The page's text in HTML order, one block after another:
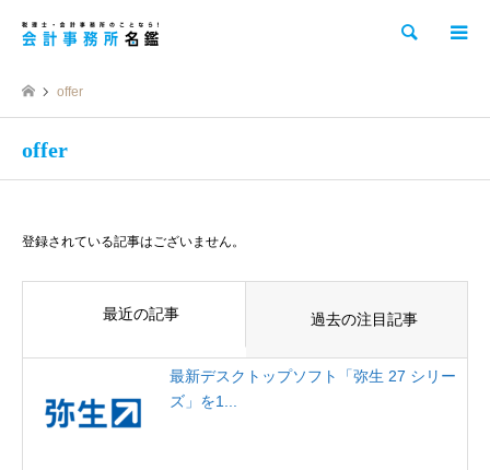
検索
offer
offer
登録されている記事はございません。
最近の記事 過去の注目記事
最新デスクトップソフト「弥生 27 シリー
ズ」を1...